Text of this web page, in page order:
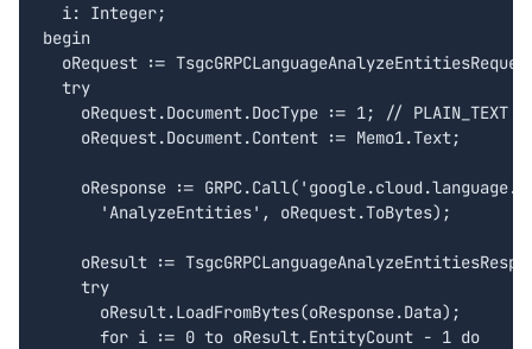
  i: Integer;
begin
oRequest :=
  try
    oRequest.Document.DocType := 1; // PLAIN_TEXT
    oRequest.Document.Content := Memo1.Text;
oResponse :=
      'AnalyzeEntities', oRequest.ToBytes);
oResult :=
    try
      oResult.LoadFromBytes(oResponse.Data);
      for i := 0 to oResult.EntityCount - 1 do